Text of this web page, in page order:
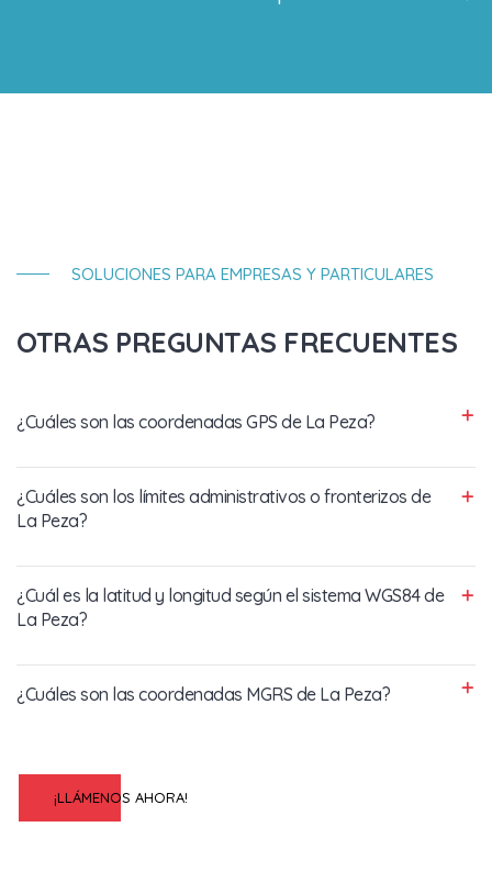
SOLUCIONES PARA EMPRESAS Y PARTICULARES
OTRAS PREGUNTAS FRECUENTES
¿Cuáles son las coordenadas GPS de La Peza?
¿Cuáles son los límites administrativos o fronterizos de
La Peza?
¿Cuál es la latitud y longitud según el sistema WGS84 de
La Peza?
¿Cuáles son las coordenadas MGRS de La Peza?
¡LLÁMENOS AHORA!